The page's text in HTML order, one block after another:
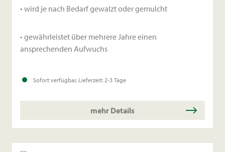
• wird je nach Bedarf gewalzt oder gemulcht
• gewährleistet über mehrere Jahre einen
ansprechenden Aufwuchs
Sofort verfügbar, Lieferzeit: 2-3 Tage
mehr Details